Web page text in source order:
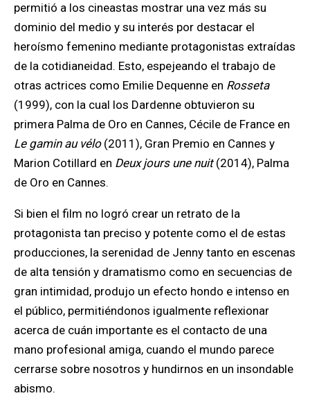
permitió a los cineastas mostrar una vez más su
dominio del medio y su interés por destacar el
heroísmo femenino mediante protagonistas extraídas
de la cotidianeidad. Esto, espejeando el trabajo de
otras actrices como Emilie Dequenne en Rosseta
(1999), con la cual los Dardenne obtuvieron su
primera Palma de Oro en Cannes, Cécile de France en
Le gamin au vélo(2011), Gran Premio en Cannes y
Marion Cotillard en Deux jours une nuit(2014), Palma
de Oro en Cannes.
Si bien el film no logró crear un retrato de la
protagonista tan preciso y potente como el de estas
producciones, la serenidad de Jenny tanto en escenas
de alta tensión y dramatismo como en secuencias de
gran intimidad, produjo un efecto hondo e intenso en
el público, permitiéndonos igualmente reflexionar
acerca de cuán importante es el contacto de una
mano profesional amiga, cuando el mundo parece
cerrarse sobre nosotros y hundirnos en un insondable
abismo.